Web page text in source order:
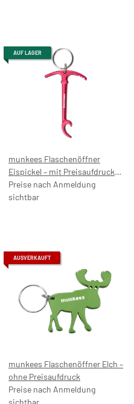
AUF LAGER
munkees Flaschenöffner
Eispickel – mit Preisaufdruck
5,99 €
Preise nach Anmeldung
sichtbar
AUSVERKAUFT
munkees Flaschenöffner Elch –
ohne Preisaufdruck
Preise nach Anmeldung
sichtbar